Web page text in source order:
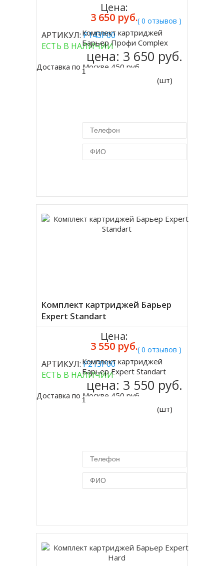
( 0 отзывов )
АРТИКУЛ:Р143Р00
ЕСТЬ В НАЛИЧИИ
Доставка по Москве 450 руб.
Цена:
3 650 руб.
Купить
Комплект картриджей
Барьер Профи Complex
цена: 3 650 руб.
(шт)
Комплект картриджей Барьер
Expert Standart
( 0 отзывов )
АРТИКУЛ:Р213Р00
ЕСТЬ В НАЛИЧИИ
Доставка по Москве 450 руб.
Цена:
3 550 руб.
Купить
Комплект картриджей
Барьер Expert Standart
цена: 3 550 руб.
(шт)